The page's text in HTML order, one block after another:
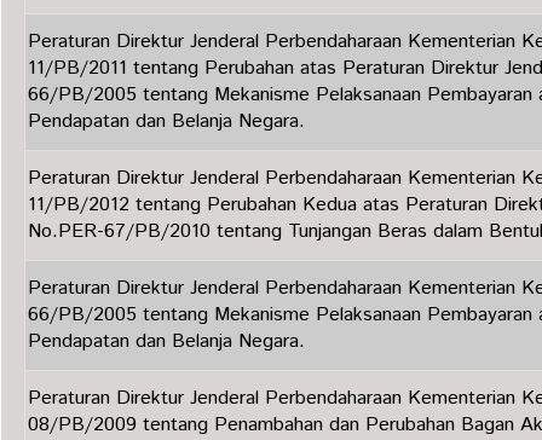
Peraturan Direktur Jenderal Perbendaharaan Kementerian
11/PB/2011 tentang Perubahan atas Peraturan Direktur
66/PB/2005 tentang Mekanisme Pelaksanaan Pembayaran
Pendapatan dan Belanja Negara.
Peraturan Direktur Jenderal Perbendaharaan Kementerian
11/PB/2012 tentang Perubahan Kedua atas Peraturan
No.PER-67/PB/2010 tentang Tunjangan Beras dalam
Peraturan Direktur Jenderal Perbendaharaan Kementerian
66/PB/2005 tentang Mekanisme Pelaksanaan Pembayaran
Pendapatan dan Belanja Negara.
Peraturan Direktur Jenderal Perbendaharaan Kementerian
08/PB/2009 tentang Penambahan dan Perubahan Bagan